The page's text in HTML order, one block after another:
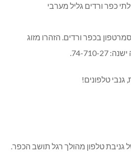
כפר ורדים גליל מערבי
בכפר ורדים. הזהרו מזוג
טלפון מהולך רגל תושב הכפר.